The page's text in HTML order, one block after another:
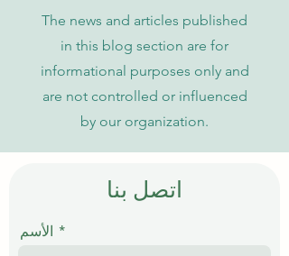
The news and articles published
in this blog section are for
informational purposes only and
are not controlled or influenced
by our organization.
اتصل بنا
الأسم